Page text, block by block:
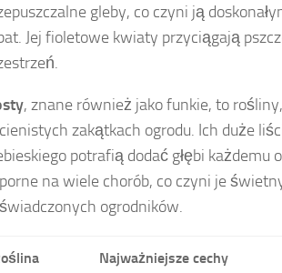
gleby, co czyni ją
Jej fioletowe kwiaty przyciągają
, znane również jako funkie, to
zakątkach ogrodu. Ich duże
potrafią dodać głębi każdemu
na wiele chorób, co czyni je
ogrodników.
Najważniejsze cechy